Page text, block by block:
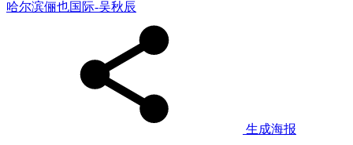
哈尔滨俪也国际-吴秋辰
生成海报